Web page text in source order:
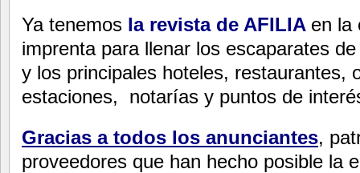
Ya tenemos la revista de AFILIA en la
imprenta para llenar los escaparates
y los principales hoteles, restaurantes,
estaciones, notarías y puntos de
Gracias a todos los anunciantes,
proveedores que han hecho posible la